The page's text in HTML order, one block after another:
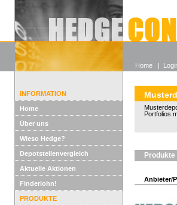
INFORMATION
Home
Über uns
Wieso Hedge?
Depotstellenvergleich
Aktuelle Aktionen
Finderlohn!
PRODUKTE
Portfolios
Anbieter/
Home |